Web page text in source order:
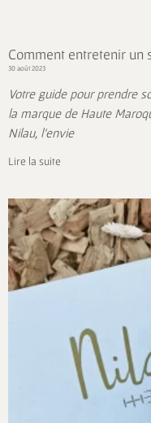
Comment entretenir un
30 août 2023
Votre guide pour prendre
la marque de Haute
Nilau, l’envie
Lire la suite